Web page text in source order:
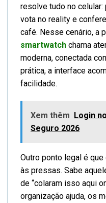
resolve tudo no celular:
vota no reality e
café. Nesse cenário, a
smartwatch chama
moderna, conectada
prática, a interface
facilidade.
Xem thêm
Login
Seguro 2026
Outro ponto legal é
às pressas. Sabe
de “colaram isso aqui
organização ajuda, os